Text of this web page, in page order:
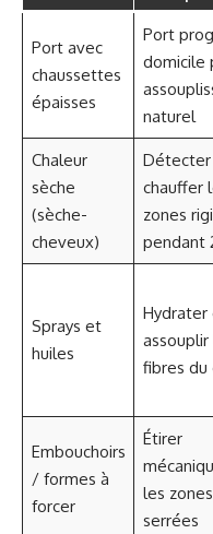
Port avec
chaussettes
épaisses
Port
domicile
naturel
Chaleur
sèche
(sèche-
cheveux)
chauffer
zones
pendant
Sprays et
huiles
Hydrater
assouplir
fibres du
Embouchoirs
/ formes à
forcer
Étirer
les zones
serrées